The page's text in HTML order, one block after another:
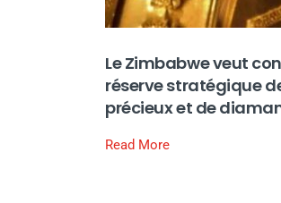
Le Zimbabwe veut
réserve stratégique
précieux et de
Read More